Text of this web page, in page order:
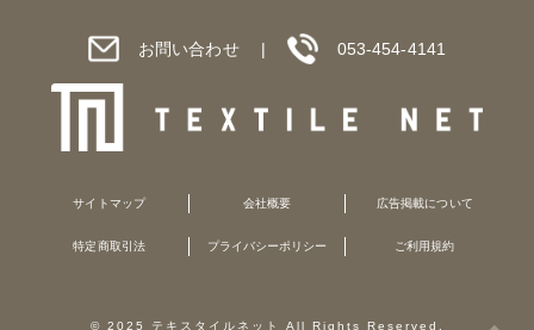
お問い合わせ 053-454-4141
サイトマップ 会社概要 広告掲載について
特定商取引法 プライバシーポリシー ご利用規約
© 2025 テキスタイルネット All Rights Reserved.